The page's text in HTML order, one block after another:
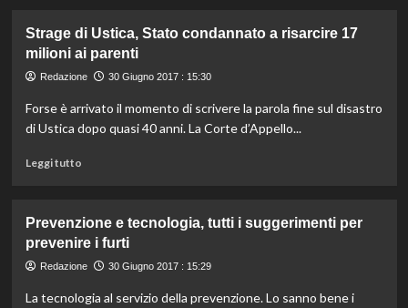
Processo
Yara,
appello
Bossetti:
il
“ergastolo
Strage di Ustica, Stato condannato a risarcire 17
milioni ai parenti
Redazione 30 Giugno 2017 : 15:30
Forse è arrivato il momento di scrivere la parola fine sul disastro
di Ustica dopo quasi 40 anni. La Corte d’Appello...
Leggi tuttoLeggi
Strage
di
Ustica,
condannato
Prevenzione e tecnologia, tutti i suggerimenti per
prevenire i furti
Redazione 30 Giugno 2017 : 15:29
La tecnologia al servizio della prevenzione. Lo sanno bene i